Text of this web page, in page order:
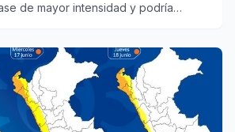
de mayor intensidad y podría